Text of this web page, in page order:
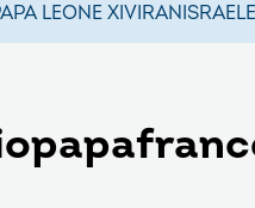
LEONE XIVIRAN